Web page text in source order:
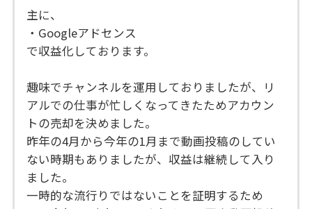
主に、
・Googleアドセンス
で収益化しております。
趣味でチャンネルを運用しておりましたが、リ
アルでの仕事が忙しくなってきたためアカウン
トの売却を決めました。
昨年の4月から今年の1月まで動画投稿のしてい
ない時期もありましたが、収益は継続して入り
ました。
一時的な流行りではないことを証明するため